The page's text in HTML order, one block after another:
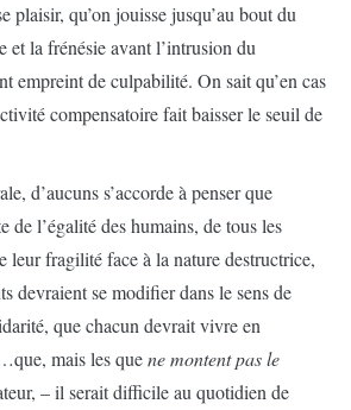
plaisir, qu’on jouisse jusqu’au bout du
et la frénésie avant l’intrusion du
empreint de culpabilité. On sait qu’en cas
compensatoire fait baisser le seuil de
d’aucuns s’accorde à penser que
de l’égalité des humains, de tous les
leur fragilité face à la nature destructrice,
devraient se modifier dans le sens de
que chacun devrait vivre en
mais les quene montent pas le
– il serait difficile au quotidien de